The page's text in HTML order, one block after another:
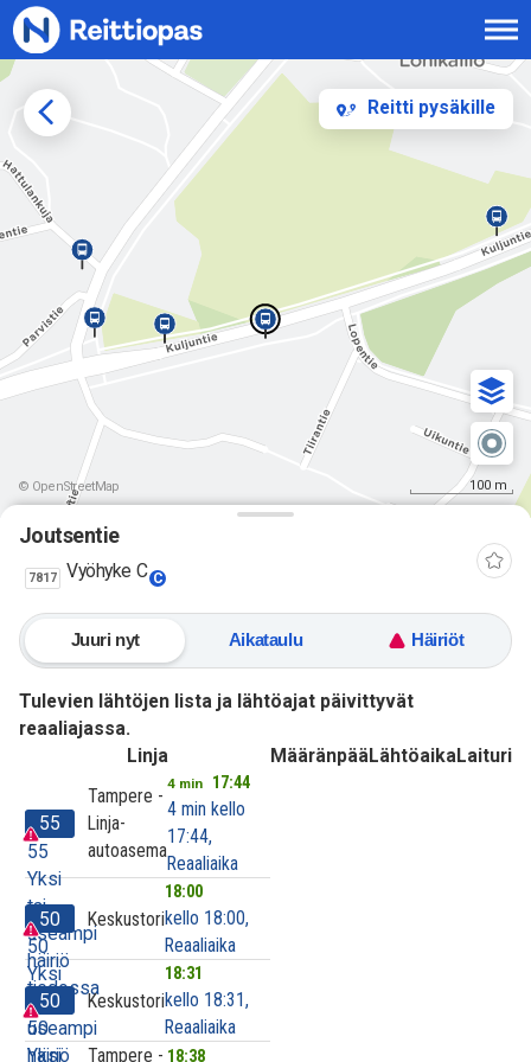
Siirry sisältöön
Reitti pysäkille
© OpenStreetMap 100 m
Joutsentie
7817 Vyöhyke C C
Juuri nyt Aikataulu Häiriöt
Tulevien lähtöjen lista ja lähtöajat päivittyvät
reaaliajassa.
Linja
MääränpääLähtöaikaLaituri
55
55
Yksi
tai
useampi
häiriö
tiedossa
Tampere -
Linja-
autoasema
4 min 17:44
4 min kello
17:44,
Reaaliaika
50
50
Yksi
tai
useampi
häiriö
Keskustori
18:00
kello 18:00,
Reaaliaika
50
50
Yksi
Keskustori
18:31
kello 18:31,
Reaaliaika
Tampere - 18:38